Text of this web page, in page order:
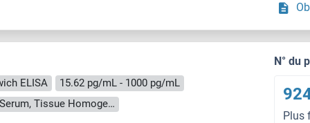
ELISA
15.62 pg/mL - 1000 pg/mL
Cell Culture Supernatant, Cell Lysate, Plasma, Serum, Tissue Homogenate
N° du
Plus